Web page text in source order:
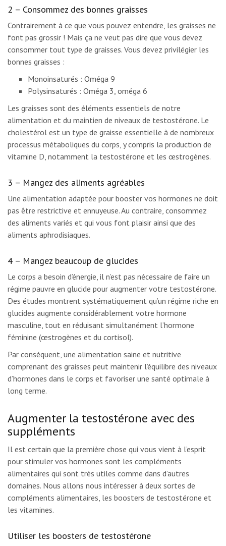
2 – Consommez des bonnes graisses
Contrairement à ce que vous pouvez entendre, les graisses ne
font pas grossir ! Mais ça ne veut pas dire que vous devez
consommer tout type de graisses. Vous devez privilégier les
bonnes graisses :
Monoinsaturés : Oméga 9
Polysinsaturés : Oméga 3, oméga 6
Les graisses sont des éléments essentiels de notre
alimentation et du maintien de niveaux de testostérone. Le
cholestérol est un type de graisse essentielle à de nombreux
processus métaboliques du corps, y compris la production de
vitamine D, notamment la testostérone et les œstrogènes.
3 – Mangez des aliments agréables
Une alimentation adaptée pour booster vos hormones ne doit
pas être restrictive et ennuyeuse. Au contraire, consommez
des aliments variés et qui vous font plaisir ainsi que des
aliments aphrodisiaques.
4 – Mangez beaucoup de glucides
Le corps a besoin d’énergie, il n’est pas nécessaire de faire un
régime pauvre en glucide pour augmenter votre testostérone.
Des études montrent systématiquement qu’un régime riche en
glucides augmente considérablement votre hormone
masculine, tout en réduisant simultanément l’hormone
féminine (œstrogènes et du cortisol).
Par conséquent, une alimentation saine et nutritive
comprenant des graisses peut maintenir l’équilibre des niveaux
d’hormones dans le corps et favoriser une santé optimale à
long terme.
Augmenter la testostérone avec des
suppléments
Il est certain que la première chose qui vous vient à l’esprit
pour stimuler vos hormones sont les compléments
alimentaires qui sont très utiles comme dans d’autres
domaines. Nous allons nous intéresser à deux sortes de
compléments alimentaires, les boosters de testostérone et
les vitamines.
Utiliser les boosters de testostérone